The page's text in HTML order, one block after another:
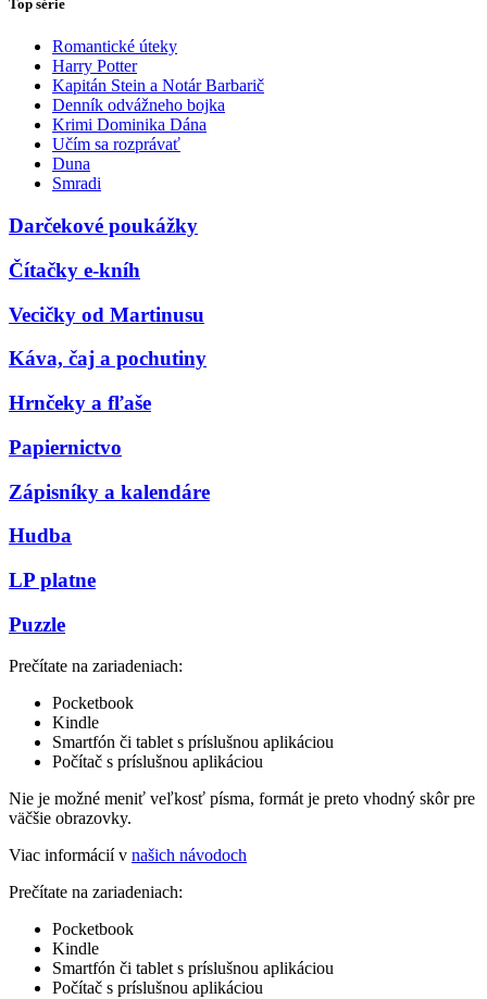
Top série
Romantické úteky
Harry Potter
Kapitán Stein a Notár Barbarič
Denník odvážneho bojka
Krimi Dominika Dána
Učím sa rozprávať
Duna
Smradi
Darčekové poukážky
Čítačky e-kníh
Vecičky od Martinusu
Káva, čaj a pochutiny
Hrnčeky a fľaše
Papiernictvo
Zápisníky a kalendáre
Hudba
LP platne
Puzzle
Prečítate na zariadeniach:
Pocketbook
Kindle
Smartfón či tablet s príslušnou aplikáciou
Počítač s príslušnou aplikáciou
Nie je možné meniť veľkosť písma, formát je preto vhodný skôr pre
väčšie obrazovky.
Viac informácií v našich návodoch
Prečítate na zariadeniach:
Pocketbook
Kindle
Smartfón či tablet s príslušnou aplikáciou
Počítač s príslušnou aplikáciou